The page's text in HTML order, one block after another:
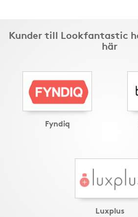
Kunder till Lookfantastic
här
Fyndiq
Luxplus